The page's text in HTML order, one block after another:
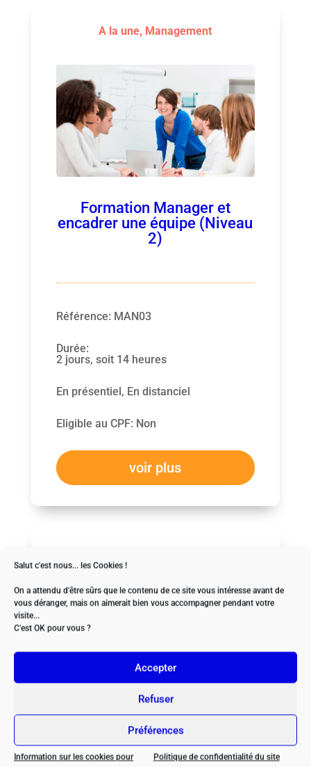
Salut c'est nous... les Cookies !
On a attendu d'être sûrs que le contenu de ce site vous intéresse avant de
vous déranger, mais on aimerait bien vous accompagner pendant votre
visite...
C'est OK pour vous ?
Accepter
Refuser
Préférences
Information sur les cookies pour Politique de confidentialité du site
A la une, Management
Formation Manager et
encadrer une équipe (Niveau
2)
Référence: MAN03
Durée:
2 jours, soit 14 heures
En présentiel, En distanciel
Eligible au CPF: Non
voir plus
Formation Communication et
synergie d’équipe